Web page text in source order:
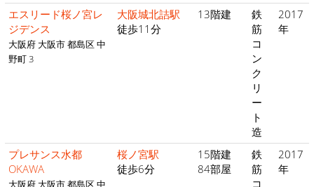
エスリード桜ノ宮レ
ジデンス
大阪府 大阪市 都島区 中
野町 3
大阪城北詰駅
徒歩11分
13階建
鉄
筋
コ
ン
ク
リ
ー
ト
造
2017
年
プレサンス水都
OKAWA
大阪府 大阪市 都島区 中
桜ノ宮駅
徒歩6分
15階建
84部屋
鉄
筋
コ
2017
年